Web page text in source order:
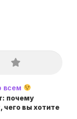
всем
почему
чего вы хотите